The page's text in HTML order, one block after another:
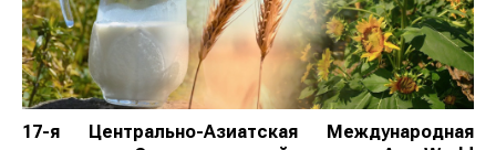
17-я Центрально-Азиатская Международная